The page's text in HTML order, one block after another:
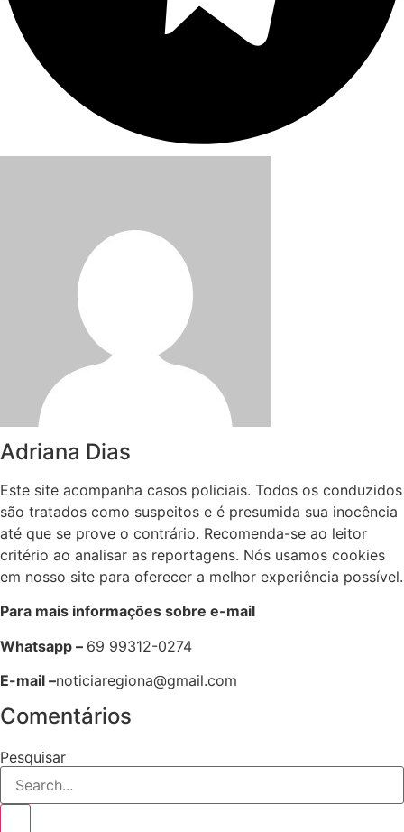
Adriana Dias
Este site acompanha casos policiais. Todos os conduzidos
são tratados como suspeitos e é presumida sua inocência
até que se prove o contrário. Recomenda-se ao leitor
critério ao analisar as reportagens. Nós usamos cookies
em nosso site para oferecer a melhor experiência possível.
Para mais informações sobre e-mail
Whatsapp – 69 99312-0274
E-mail –noticiaregiona@gmail.com
Comentários
Pesquisar